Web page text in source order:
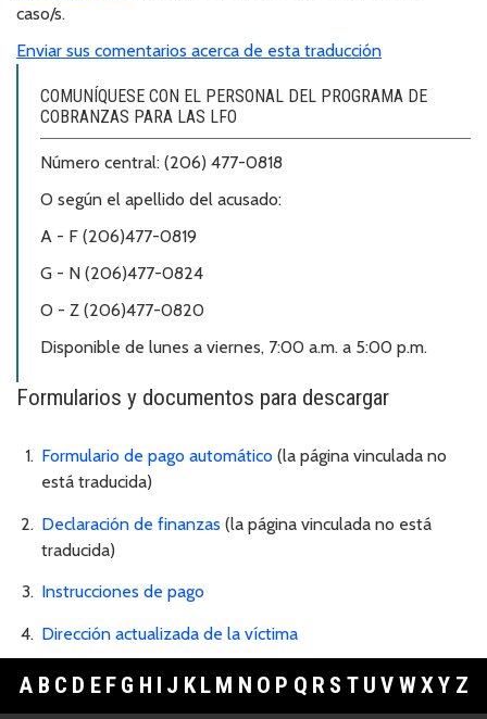
caso/s.
Enviar sus comentarios acerca de esta traducción
COMUNÍQUESE CON EL PERSONAL DEL PROGRAMA DE
COBRANZAS PARA LAS LFO
Número central: (206) 477-0818
O según el apellido del acusado:
A - F (206)477-0819
G - N (206)477-0824
O - Z (206)477-0820
Disponible de lunes a viernes, 7:00 a.m. a 5:00 p.m.
Formularios y documentos para descargar
Formulario de pago automático (la página vinculada no
está traducida)
Declaración de finanzas (la página vinculada no está
traducida)
Instrucciones de pago
Dirección actualizada de la víctima
A B C D E F G H I J K L M N O P Q R S T U V WXY Z